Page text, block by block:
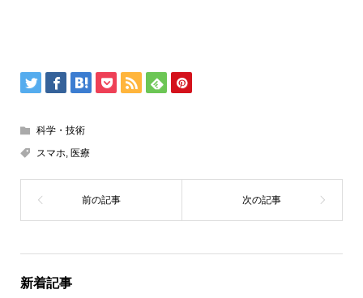
科学・技術
スマホ, 医療
新着記事